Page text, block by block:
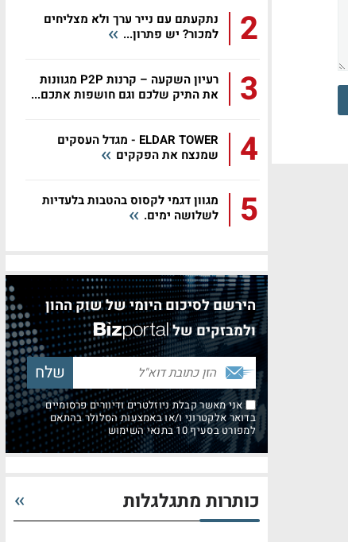
2
נתקעתם עם נייר ערך ולא מצליחים
למכור? יש פתרון...
3
רעיון השקעה – קרנות P2P מגוונות
את התיק שלכם וגם חושפות אתכם...
4
ELDAR TOWER - מגדל העסקים
שמנצח את הפקקים
5
מגוון דגמי לקסוס בהטבות בלעדיות
לשלושה ימים.
הירשם לסיכום היומי של שוק ההון
ולמבזקים של
אני מאשר קבלת ניוזלטרים ודיוורים פרסומיים
בדואר אלקטרוני ו/או באמצעות הסלולר בהתאם
למפורט בסעיף 10 בתנאי השימוש
כותרות מתגלגלות